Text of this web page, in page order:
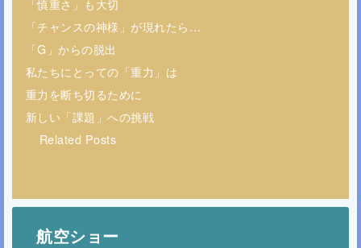
「慎重さ」も大切
「チャンスの神様」が現れたら…
「G」からの脱出
私たちにとっての「重力」は
重力を断ち切るために
新しい「課題」への挑戦
Related Posts
航空ショー